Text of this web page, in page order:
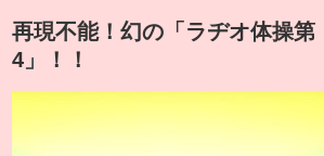
再現不能！幻の「ラヂオ体操第
4」！！